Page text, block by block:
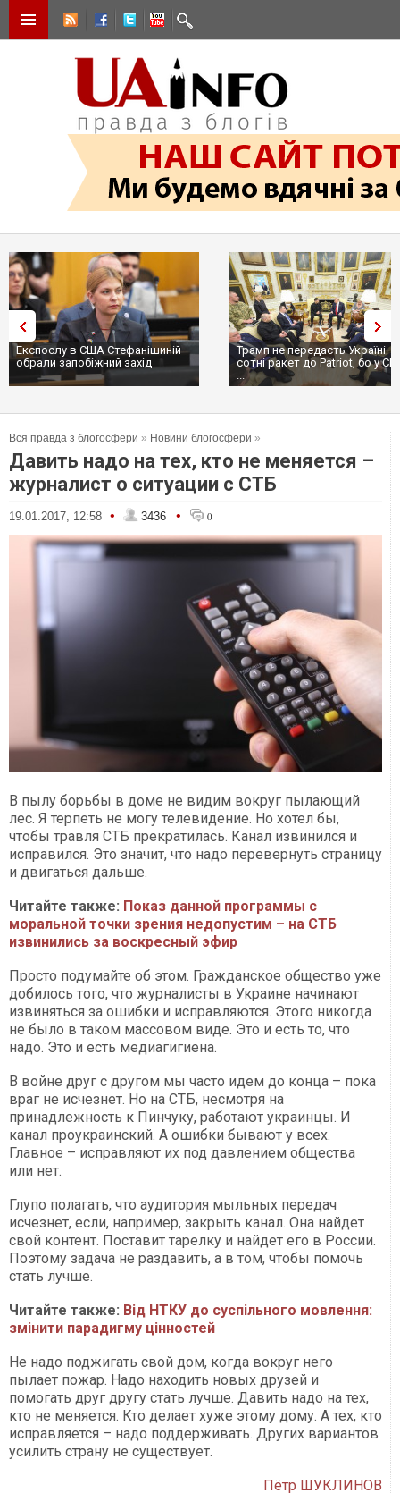
Експослу в США Стефанішиній
обрали запобіжний захід
Трамп не передасть Україні
сотні ракет до Patriot, бо у
...
Вся правда з блогосфери » Новини блогосфери »
Давить надо на тех, кто не меняется –
журналист о ситуации с СТБ
19.01.2017, 12:58 • 3436 • 0
В пылу борьбы в доме не видим вокруг пылающий
лес. Я терпеть не могу телевидение. Но хотел бы,
чтобы травля СТБ прекратилась. Канал извинился и
исправился. Это значит, что надо перевернуть страницу
и двигаться дальше.
Читайте также: Показ данной программы с
моральной точки зрения недопустим – на СТБ
извинились за воскресный эфир
Просто подумайте об этом. Гражданское общество уже
добилось того, что журналисты в Украине начинают
извиняться за ошибки и исправляются. Этого никогда
не было в таком массовом виде. Это и есть то, что
надо. Это и есть медиагигиена.
В войне друг с другом мы часто идем до конца – пока
враг не исчезнет. Но на СТБ, несмотря на
принадлежность к Пинчуку, работают украинцы. И
канал проукраинский. А ошибки бывают у всех.
Главное – исправляют их под давлением общества
или нет.
Глупо полагать, что аудитория мыльных передач
исчезнет, если, например, закрыть канал. Она найдет
свой контент. Поставит тарелку и найдет его в России.
Поэтому задача не раздавить, а в том, чтобы помочь
стать лучше.
Читайте также: Від НТКУ до суспільного мовлення:
змінити парадигму цінностей
Не надо поджигать свой дом, когда вокруг него
пылает пожар. Надо находить новых друзей и
помогать друг другу стать лучше. Давить надо на тех,
кто не меняется. Кто делает хуже этому дому. А тех, кто
исправляется – надо поддерживать. Других вариантов
усилить страну не существует.
Пётр ШУКЛИНОВ